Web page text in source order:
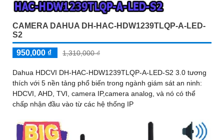
CAMERA DAHUA DH-HAC-HDW1239TLQP-A-LED-
S2
950,000 ₫ 1,310,000 ₫
Dahua HDCVI DH-HAC-HDW1239TLQP-A-LED-S2 3.0 tương
thích với 5 nền tảng phổ biến trong ngành giám sát an ninh:
HDCVI, AHD, TVI, camera IP,camera analog, và nó có thể
chấp nhận đầu vào từ các hệ thống IP